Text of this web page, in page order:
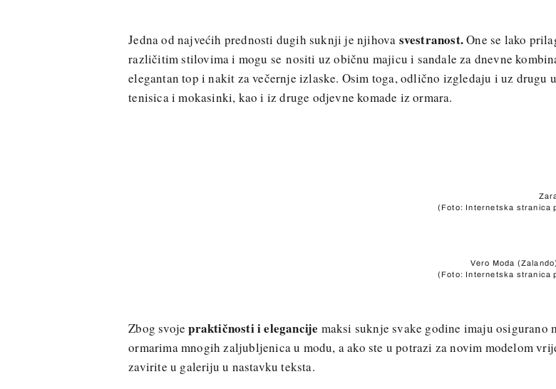
Jedna od najvećih prednosti dugih suknji je njihova svestranost.One se lako
različitim stilovima i mogu se nositi uz običnu majicu i sandale za dnevne
elegantan top i nakit za večernje izlaske. Osim toga, odlično izgledaju i uz drugu
tenisica i mokasinki, kao i iz druge odjevne komade iz ormara.
(Foto: Internetska stranica
Vero Moda
(Foto: Internetska stranica
Zbog svoje praktičnosti i elegancije maksi suknje svake godine imaju osigurano
ormarima mnogih zaljubljenica u modu, a ako ste u potrazi za novim modelom
zavirite u galeriju u nastavku teksta.